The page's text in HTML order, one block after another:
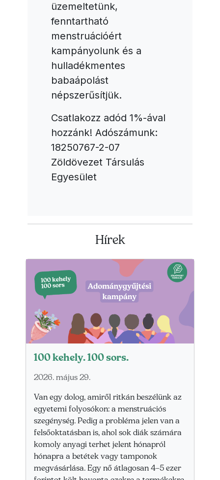
üzemeltetünk,
fenntartható
menstruációért
kampányolunk és a
hulladékmentes
babaápolást
népszerűsítjük.
Csatlakozz adód 1%-ával
hozzánk! Adószámunk:
18250767-2-07
Zöldövezet Társulás
Egyesület
Hírek
100 kehely. 100 sors.
2026. május 29.
Van egy dolog, amiről ritkán beszélünk az
egyetemi folyosókon: a menstruációs
szegénység. Pedig a probléma jelen van a
felsőoktatásban is, ahol sok diák számára
komoly anyagi terhet jelent hónapról
hónapra a betétek vagy tamponok
megvásárlása. Egy nő átlagosan 4–5 ezer